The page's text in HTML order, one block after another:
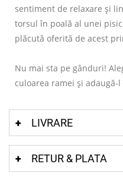
sentiment de relaxare și
torsul în poală al unei
plăcută oferită de acest
Nu mai sta pe gânduri!
culoarea ramei și adaugă-
LIVRARE
RETUR & PLATA